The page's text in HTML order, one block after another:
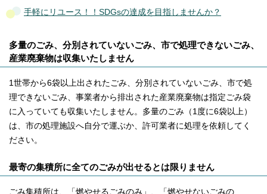
手軽にリユース！！SDGsの達成を目指しませんか？
多量のごみ、分別されていないごみ、市で処理できないごみ、
産業廃棄物は収集いたしません
1世帯から6袋以上出されたごみ、分別されていないごみ、市で処
理できないごみ、事業者から排出された産業廃棄物は指定ごみ袋
に入っていても収集いたしません。多量のごみ（1度に6袋以上）
は、市の処理施設へ自分で運ぶか、許可業者に処理を依頼してく
ださい。
最寄の集積所に全てのごみが出せるとは限りません
ごみ集積所は、「燃やせるごみのみ」、「燃やせないごみの